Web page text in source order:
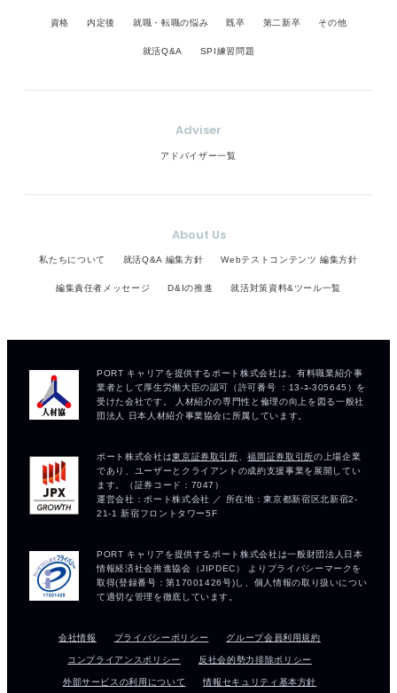
資格 内定後 就職・転職の悩み 既卒 第二新卒 その他
就活Q&A SPI練習問題
Adviser
アドバイザー一覧
About Us
私たちについて 就活Q&A 編集方針 Webテストコンテンツ 編集方針
編集責任者メッセージ D&Iの推進 就活対策資料&ツール一覧
会社情報 プライバシーポリシー グループ会員利用規約
コンプライアンスポリシー 反社会的勢力排除ポリシー
外部サービスの利用について 情報セキュリティ基本方針